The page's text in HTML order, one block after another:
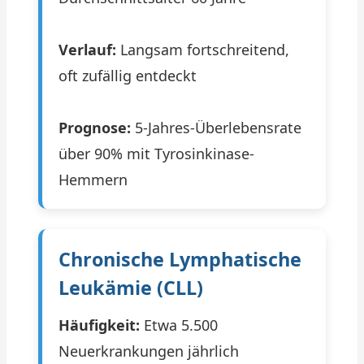
Verlauf: Langsam fortschreitend,
oft zufällig entdeckt
Prognose: 5-Jahres-Überlebensrate
über 90% mit Tyrosinkinase-
Hemmern
Chronische Lymphatische
Leukämie (CLL)
Häufigkeit: Etwa 5.500
Neuerkrankungen jährlich